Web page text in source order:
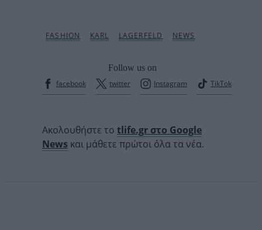
Follow us on
facebook
twitter Instagram TikTok
Ακολουθήστε το tlife.gr στο Google
News και μάθετε πρώτοι όλα τα νέα.